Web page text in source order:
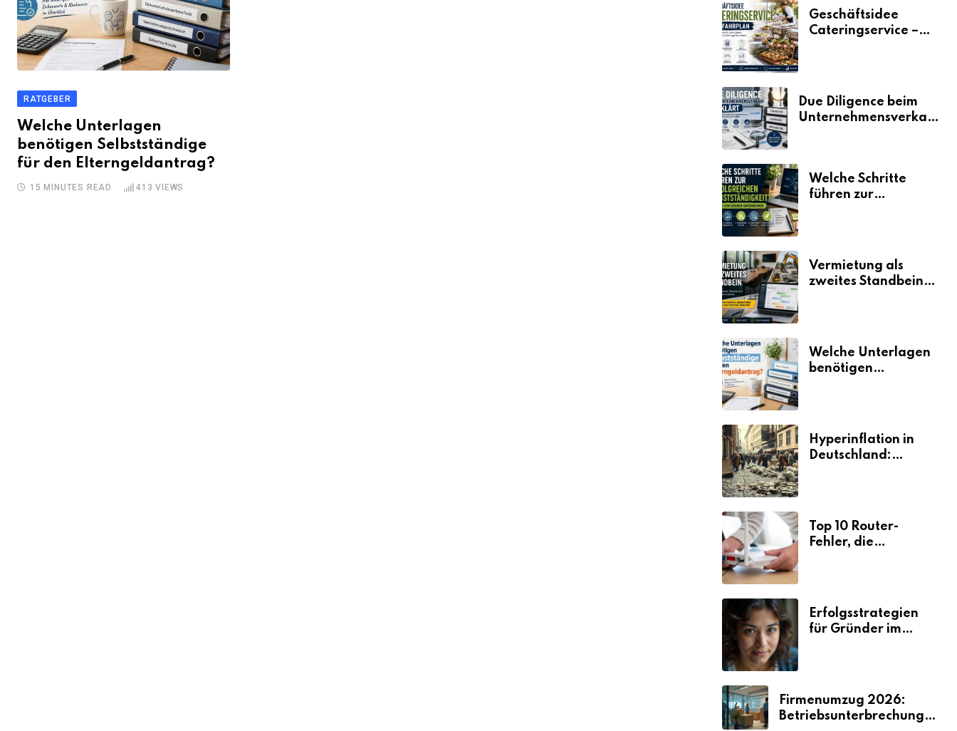
RATGEBER
Welche Unterlagen
benötigen Selbstständige
für den Elterngeldantrag?
15 MINUTES READ 413 VIEWS
Geschäftsidee
Cateringservice –
Due Diligence beim
Unternehmensverkauf
Welche Schritte
führen zur
Vermietung als
zweites Standbein:
Umsätze machen
Welche Unterlagen
benötigen
Hyperinflation in
Deutschland:
Top 10 Router-
Fehler, die
Erfolgsstrategien
für Gründer im
Firmenumzug 2026:
Betriebsunterbrechungen